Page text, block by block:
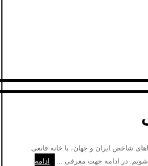
شاخص ایران و جهان، با خانه قانعی
در ادامه جهت معرفی ...
ادامه